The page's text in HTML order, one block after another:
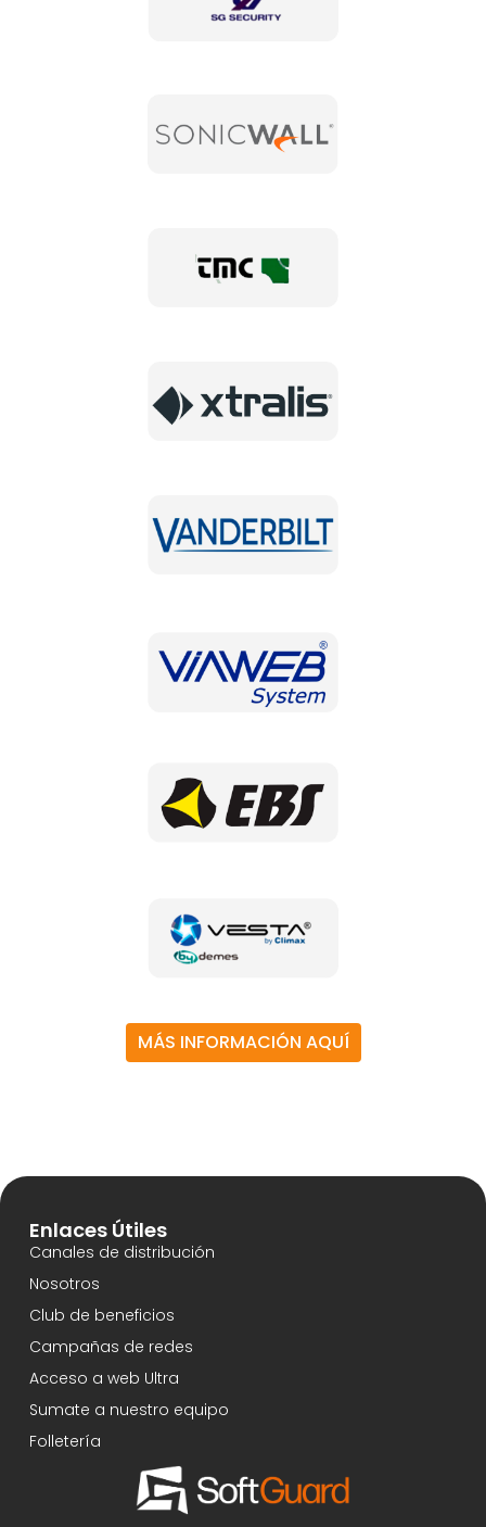
MÁS INFORMACIÓN AQUÍ
Enlaces Útiles
Canales de distribución
Nosotros
Club de beneficios
Campañas de redes
Acceso a web Ultra
Sumate a nuestro equipo
Folletería